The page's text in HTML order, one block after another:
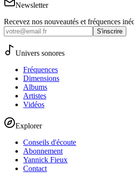
Newsletter
Recevez nos nouveautés et fréquences
S'inscrire
Univers sonores
Fréquences
Dimensions
Albums
Artistes
Vidéos
Explorer
Conseils d'écoute
Abonnement
Yannick Fieux
Contact